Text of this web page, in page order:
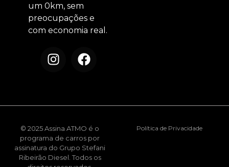
um 0km, sem
preocupações e
com economia real.
© 2025 Assina ATMO é o
programa de carros por
assinatura do Grupo Stefani
Ribeirão Diesel. Todos os
Política de Privacidade